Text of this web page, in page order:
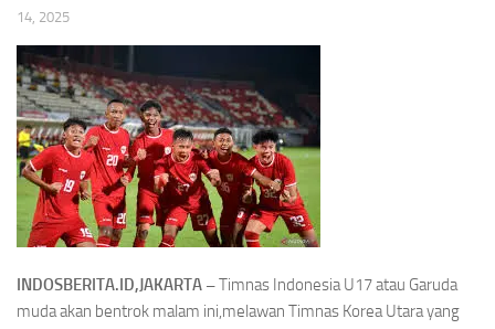
14, 2025
INDOSBERITA.ID,JAKARTA –Timnas Indonesia U17 atau Garuda
muda akan bentrok malam ini,melawan Timnas Korea Utara yang